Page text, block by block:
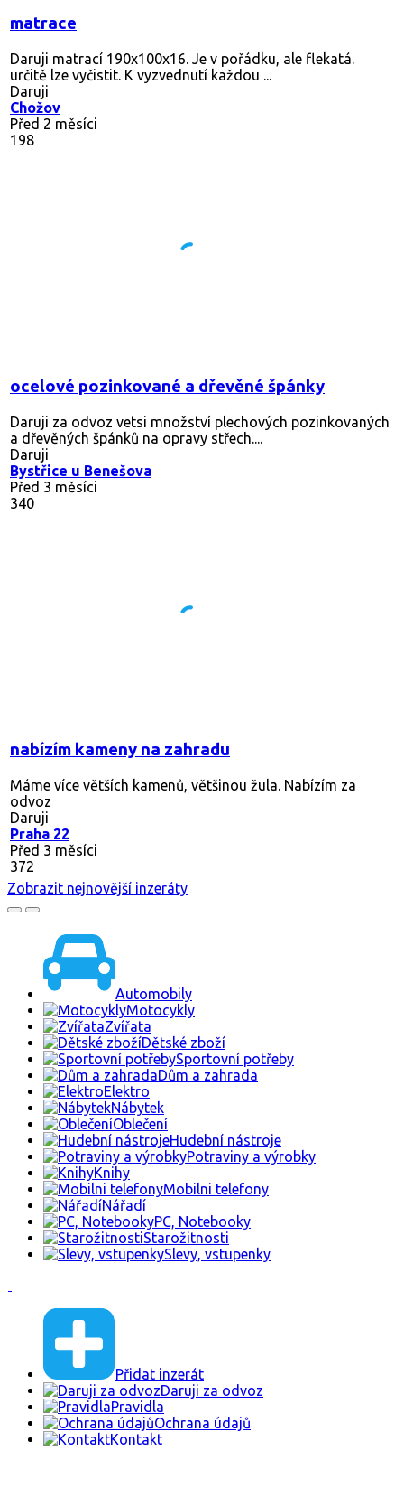
matrace
Daruji matrací 190x100x16. Je v pořádku, ale flekatá.
určitě lze vyčistit. K vyzvednutí každou ...
Daruji
Chožov
Před 2 měsíci
198
ocelové pozinkované a dřevěné špánky
Daruji za odvoz vetsi množství plechových pozinkovaných
a dřevěných špánků na opravy střech....
Daruji
Bystřice u Benešova
Před 3 měsíci
340
nabízím kameny na zahradu
Máme více větších kamenů, většinou žula. Nabízím za
odvoz
Daruji
Praha 22
Před 3 měsíci
372
Zobrazit nejnovější inzeráty
Automobily
Motocykly
Zvířata
Dětské zboží
Sportovní potřeby
Dům a zahrada
Elektro
Nábytek
Oblečení
Hudební nástroje
Potraviny a výrobky
Knihy
Mobilni telefony
Nářadí
PC, Notebooky
Starožitnosti
Slevy, vstupenky
Přidat inzerát
Daruji za odvoz
Pravidla
Ochrana údajů
Kontakt